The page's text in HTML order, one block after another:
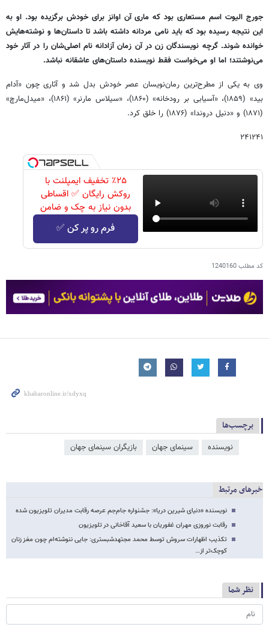
جورج الیوت اسم مستعاری بود که ماری آن اوانز برای خودش برگزیده بود. او به
این نتیجه رسیده بود که باید نامی مردانه داشته باشد تا داستان‌ها و نوشته‌هایش
خوانده شوند. گرچه نویسندگان زن در آن زمان آزادانه نام اصلی‌شان را در آثار خود
می‌نوشتند؛ اما او می‌خواست فقط نویسنده داستان‌های عاشقانه نباشد.
وی به یکی از مطرح‌ترین رمان‌نویسان عصر خودش بدل شد و آثاری چون «آدام
بید» (۱۸۵۹)، «آسیابی بر رودخانه» (۱۸۶۰)، «سیلاس مارنر» (۱۸۶۱)، «میدل‌مارچ»
(۱۸۷۱) و «دنیل دروندا» (۱۸۷۶) را خلق کرد.
۲۴۱۲۴۱
٪۲۵ تخفیف ایمپلنت با
روکش رایگان ✅ اقساطی
بدون نیاز به چک و ضامن
فرم رو پر کن ✅
کد مطلب1240160
برچسب‌ها
نویسنده سینمای جهان بازیگران سینمای جهان
خبرهای مرتبط
نویسنده «دنیای شیرین دریا»: جشنواره جام‌جم عرصه رقابت مدیران تلویزیون شده
رقابت نوروزی مهران غفوریان با سعید آقاخانی در تلویزیون
تکذیب اظهارات سروش توسط محمد مجتهدشبستری: جایی ننوشته‌ام چون مغز زنان
کوچک‌تر از…
نظر شما